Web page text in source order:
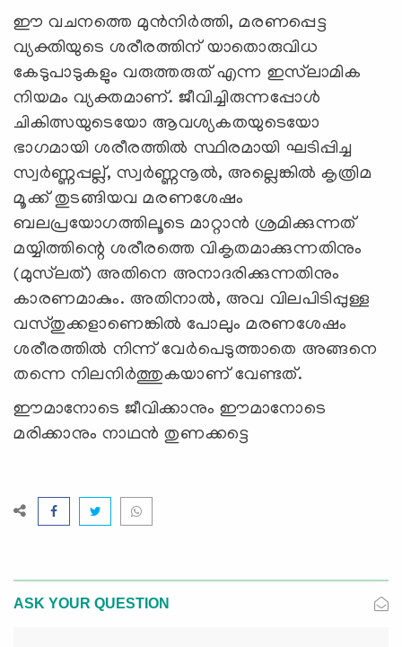
ഈ വചനത്തെ മുൻനിർത്തി, മരണപ്പെട്ട
വ്യക്തിയുടെ ശരീരത്തിന് യാതൊരുവിധ
കേടുപാടുകളും വരുത്തരുത് എന്ന ഇസ്‌ലാമിക
നിയമം വ്യക്തമാണ്. ജീവിച്ചിരുന്നപ്പോൾ
ചികിത്സയുടെയോ ആവശ്യകതയുടെയോ
ഭാഗമായി ശരീരത്തിൽ സ്ഥിരമായി ഘടിപ്പിച്ച
സ്വർണ്ണപ്പല്ല്, സ്വർണ്ണനൂൽ, അല്ലെങ്കിൽ കൃത്രിമ
മൂക്ക് തുടങ്ങിയവ മരണശേഷം
ബലപ്രയോഗത്തിലൂടെ മാറ്റാൻ ശ്രമിക്കുന്നത്
മയ്യിത്തിന്റെ ശരീരത്തെ വികൃതമാക്കുന്നതിനും
(മുസ്‌ലത്) അതിനെ അനാദരിക്കുന്നതിനും
കാരണമാകും. അതിനാൽ, അവ വിലപിടിപ്പുള്ള
വസ്തുക്കളാണെങ്കിൽ പോലും മരണശേഷം
ശരീരത്തിൽ നിന്ന് വേർപെടുത്താതെ അങ്ങനെ
തന്നെ നിലനിർത്തുകയാണ് വേണ്ടത്.
ഈമാനോടെ ജീവിക്കാനും ഈമാനോടെ
മരിക്കാനും നാഥന്‍ തുണക്കട്ടെ
ASK YOUR QUESTION